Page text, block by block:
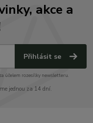
akce a
Přihlásit se
účelem rozesílky newsletteru.
jednou za 14 dní.